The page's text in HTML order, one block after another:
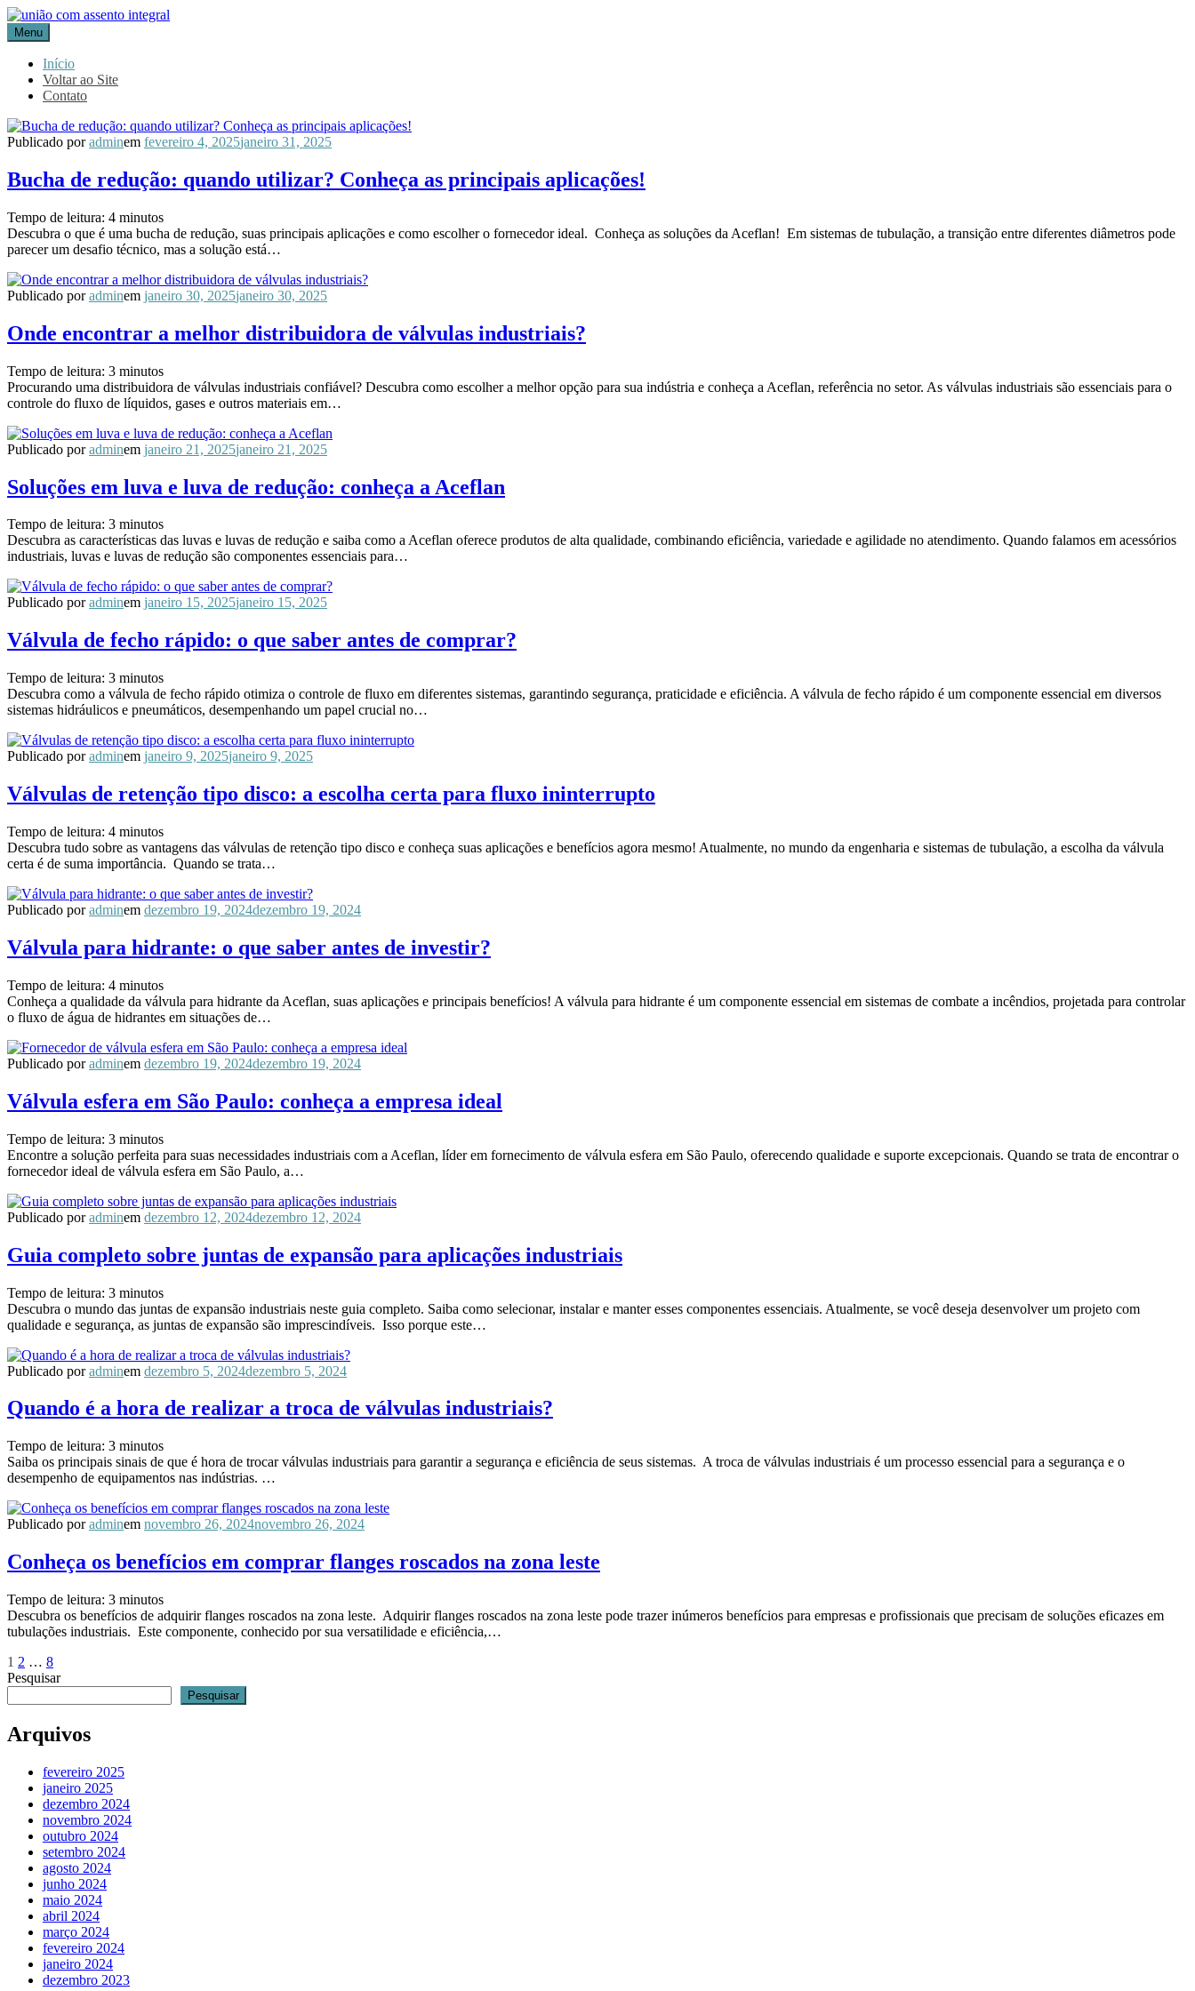
Pular
para
o
conteúdo
Blog Aceflan
Líder em Acessórios Industriais
Menu
Início
Voltar ao Site
Contato
Publicado poradminem fevereiro 4, 2025janeiro 31, 2025
Bucha de redução: quando utilizar? Conheça as principais aplicações!
Tempo de leitura: 4 minutos
Descubra o que é uma bucha de redução, suas principais aplicações e como escolher o fornecedor ideal. Conheça as soluções da Aceflan! Em sistemas de tubulação, a transição entre diferentes diâmetros pode
parecer um desafio técnico, mas a solução está…
Publicado poradminem janeiro 30, 2025janeiro 30, 2025
Onde encontrar a melhor distribuidora de válvulas industriais?
Tempo de leitura: 3 minutos
Procurando uma distribuidora de válvulas industriais confiável? Descubra como escolher a melhor opção para sua indústria e conheça a Aceflan, referência no setor. As válvulas industriais são essenciais para o
controle do fluxo de líquidos, gases e outros materiais em…
Publicado poradminem janeiro 21, 2025janeiro 21, 2025
Soluções em luva e luva de redução: conheça a Aceflan
Tempo de leitura: 3 minutos
Descubra as características das luvas e luvas de redução e saiba como a Aceflan oferece produtos de alta qualidade, combinando eficiência, variedade e agilidade no atendimento. Quando falamos em acessórios
industriais, luvas e luvas de redução são componentes essenciais para…
Publicado poradminem janeiro 15, 2025janeiro 15, 2025
Válvula de fecho rápido: o que saber antes de comprar?
Tempo de leitura: 3 minutos
Descubra como a válvula de fecho rápido otimiza o controle de fluxo em diferentes sistemas, garantindo segurança, praticidade e eficiência. A válvula de fecho rápido é um componente essencial em diversos
sistemas hidráulicos e pneumáticos, desempenhando um papel crucial no…
Publicado poradminem janeiro 9, 2025janeiro 9, 2025
Válvulas de retenção tipo disco: a escolha certa para fluxo ininterrupto
Tempo de leitura: 4 minutos
Descubra tudo sobre as vantagens das válvulas de retenção tipo disco e conheça suas aplicações e benefícios agora mesmo! Atualmente, no mundo da engenharia e sistemas de tubulação, a escolha da válvula
certa é de suma importância. Quando se trata…
Publicado poradminem dezembro 19, 2024dezembro 19, 2024
Válvula para hidrante: o que saber antes de investir?
Tempo de leitura: 4 minutos
Conheça a qualidade da válvula para hidrante da Aceflan, suas aplicações e principais benefícios! A válvula para hidrante é um componente essencial em sistemas de combate a incêndios, projetada para controlar
o fluxo de água de hidrantes em situações de…
Publicado poradminem dezembro 19, 2024dezembro 19, 2024
Válvula esfera em São Paulo: conheça a empresa ideal
Tempo de leitura: 3 minutos
Encontre a solução perfeita para suas necessidades industriais com a Aceflan, líder em fornecimento de válvula esfera em São Paulo, oferecendo qualidade e suporte excepcionais. Quando se trata de encontrar o
fornecedor ideal de válvula esfera em São Paulo, a…
Publicado poradminem dezembro 12, 2024dezembro 12, 2024
Guia completo sobre juntas de expansão para aplicações industriais
Tempo de leitura: 3 minutos
Descubra o mundo das juntas de expansão industriais neste guia completo. Saiba como selecionar, instalar e manter esses componentes essenciais. Atualmente, se você deseja desenvolver um projeto com
qualidade e segurança, as juntas de expansão são imprescindíveis. Isso porque este…
Publicado poradminem dezembro 5, 2024dezembro 5, 2024
Quando é a hora de realizar a troca de válvulas industriais?
Tempo de leitura: 3 minutos
Saiba os principais sinais de que é hora de trocar válvulas industriais para garantir a segurança e eficiência de seus sistemas. A troca de válvulas industriais é um processo essencial para a segurança e o
desempenho de equipamentos nas indústrias. …
Publicado poradminem novembro 26, 2024novembro 26, 2024
Conheça os benefícios em comprar flanges roscados na zona leste
Tempo de leitura: 3 minutos
Descubra os benefícios de adquirir flanges roscados na zona leste. Adquirir flanges roscados na zona leste pode trazer inúmeros benefícios para empresas e profissionais que precisam de soluções eficazes em
tubulações industriais. Este componente, conhecido por sua versatilidade e eficiência,…
Paginação
de
Página
1 Página
2 … Página
8
Pesquisar
Pesquisar
Arquivos
fevereiro 2025
janeiro 2025
dezembro 2024
novembro 2024
outubro 2024
setembro 2024
agosto 2024
junho 2024
maio 2024
abril 2024
março 2024
fevereiro 2024
janeiro 2024
dezembro 2023